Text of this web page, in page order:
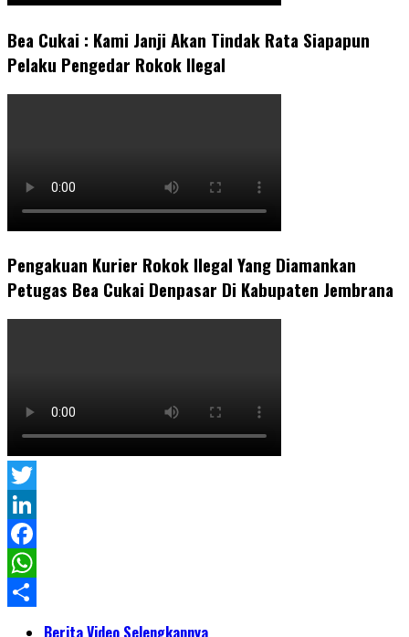
Bea Cukai : Kami Janji Akan Tindak Rata Siapapun
Pelaku Pengedar Rokok Ilegal
Pengakuan Kurier Rokok Ilegal Yang Diamankan
Petugas Bea Cukai Denpasar Di Kabupaten Jembrana
Twitter
LinkedIn
Facebook
WhatsApp
ShareBerita Video Selengkapnya